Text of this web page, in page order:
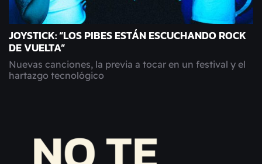
JOYSTICK: “LOS PIBES ESTÁN ESCUCHANDO ROCK
DE VUELTA”
Nuevas canciones, la previa a tocar en un festival y el
hartazgo tecnológico